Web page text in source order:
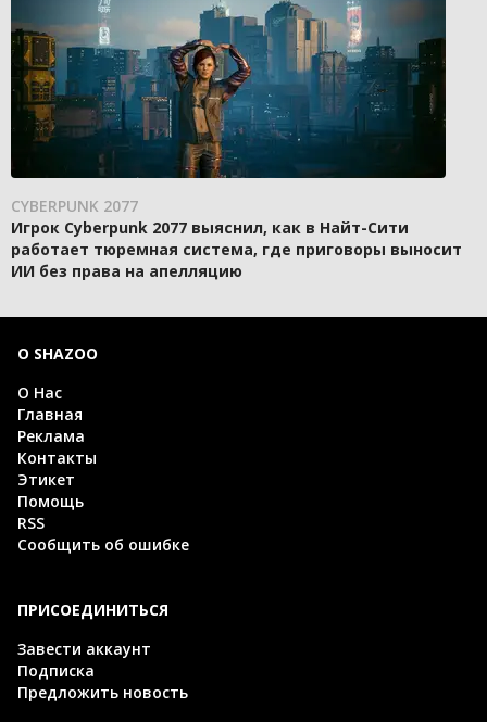
CYBERPUNK 2077
Игрок Cyberpunk 2077 выяснил, как в Найт-Сити
работает тюремная система, где приговоры выносит
ИИ без права на апелляцию
О SHAZOO
О Нас
Главная
Реклама
Контакты
Этикет
Помощь
RSS
Сообщить об ошибке
ПРИСОЕДИНИТЬСЯ
Завести аккаунт
Подписка
Предложить новость